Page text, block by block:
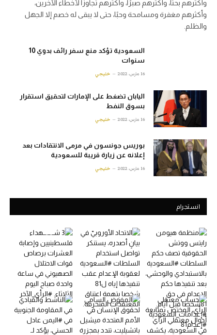
وأكثرهم بحثًا، وأكثرهم صبرًا، وأكثرهم تجاوزًا لأخطاء الآخرين،
وأكثرهم مغفرة ومسامحة وحبًا، حتى لا يبقى له خصم إلا الجهل
والظلم.
السعودية تؤكد منع سفر رائف بدوي 10
سنوات
16 مارس، 2022 خليجي
اليابان تضغط على الإمارات لتحقيق استقرار
بسوق النفط
16 مارس، 2022 خليجي
بوريس جونسون في مرمى الانتقادات بعد
إعلانه عن زيارة قريبة للسعودية
16 مارس، 2022 خليجي
انستجرام